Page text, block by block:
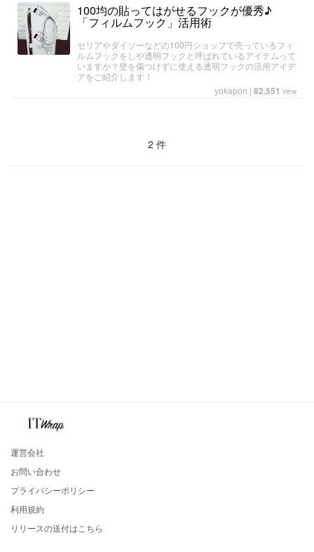
100均の貼ってはがせるフックが優秀♪
「フィルムフック」活用術
セリアやダイソーなどの100円ショップで売っているフィ
ルムフックをしや透明フックと呼ばれているアイテムって
いますか？壁を傷つけずに使える透明フックの活用アイデ
アをご紹介します！
yokapon | 82,551 view
2 件
運営会社
お問い合わせ
プライバシーポリシー
利用規約
リリースの送付はこちら